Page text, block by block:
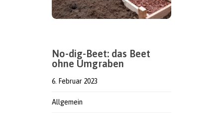
No-dig-Beet: das Beet
ohne Umgraben
6. Februar 2023
Allgemein